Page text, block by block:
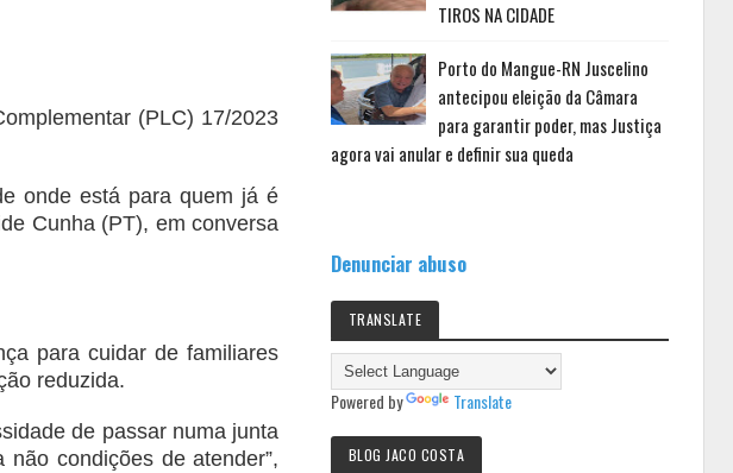
(PLC) 17/2023
onde está para quem já é
Cunha (PT), em conversa
para cuidar de familiares
reduzida.
de passar numa junta
condições de atender”,
TIROS NA CIDADE
Porto do Mangue-RN Juscelino
antecipou eleição da Câmara
para garantir poder, mas Justiça
agora vai anular e definir sua queda
Denunciar abuso
TRANSLATE
Powered by Translate
BLOG JACO COSTA